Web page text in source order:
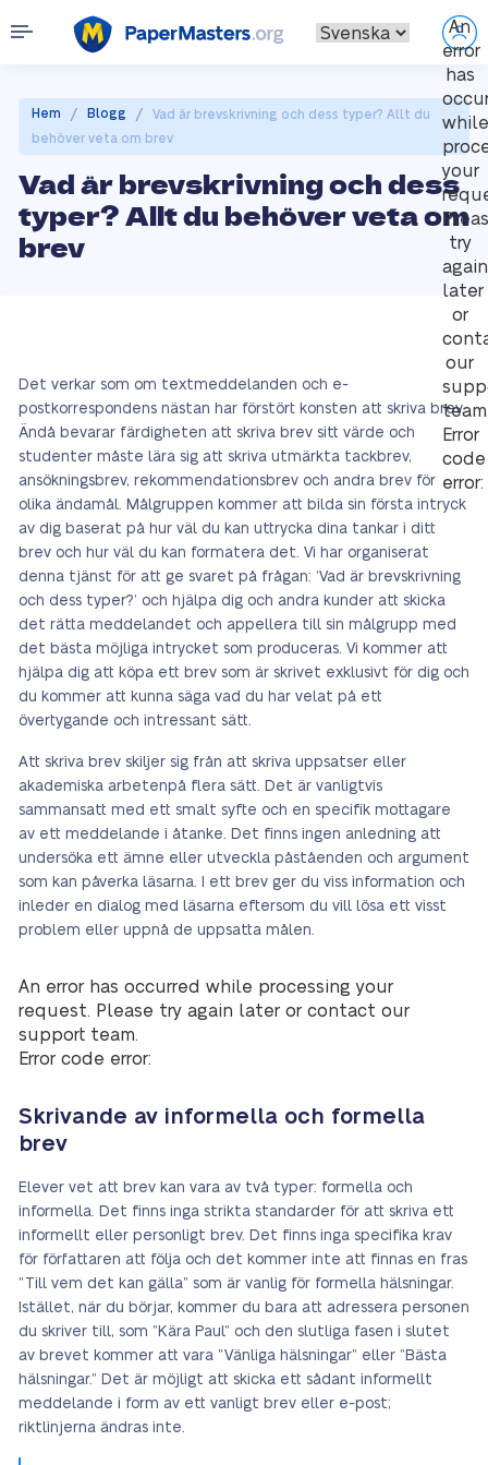
An
error
has
while
your
try
again
later
or
our
Error
code
error:
Hem / Blogg /
Vad är brevskrivning och dess typer? Allt du
behöver veta om brev
Vad är brevskrivning och dess
typer? Allt du behöver veta om
brev
Det verkar som om textmeddelanden och e-
postkorrespondens nästan har förstört konsten att skriva brev.
Ändå bevarar färdigheten att skriva brev sitt värde och
studenter måste lära sig att skriva utmärkta tackbrev,
ansökningsbrev, rekommendationsbrev och andra brev för
olika ändamål. Målgruppen kommer att bilda sin första intryck
av dig baserat på hur väl du kan uttrycka dina tankar i ditt
brev och hur väl du kan formatera det. Vi har organiserat
denna tjänst för att ge svaret på frågan: ‘Vad är brevskrivning
och dess typer?’ och hjälpa dig och andra kunder att skicka
det rätta meddelandet och appellera till sin målgrupp med
det bästa möjliga intrycket som produceras. Vi kommer att
hjälpa dig att köpa ett brev som är skrivet exklusivt för dig och
du kommer att kunna säga vad du har velat på ett
övertygande och intressant sätt.
Att skriva brev skiljer sig från att skriva uppsatser eller
akademiska arbetenpå flera sätt. Det är vanligtvis
sammansatt med ett smalt syfte och en specifik mottagare
av ett meddelande i åtanke. Det finns ingen anledning att
undersöka ett ämne eller utveckla påståenden och argument
som kan påverka läsarna. I ett brev ger du viss information och
inleder en dialog med läsarna eftersom du vill lösa ett visst
problem eller uppnå de uppsatta målen.
An error has occurred while processing your
request. Please try again later or contact our
support team.
Error code error:
Skrivande av informella och formella
brev
Elever vet att brev kan vara av två typer: formella och
informella. Det finns inga strikta standarder för att skriva ett
informellt eller personligt brev. Det finns inga specifika krav
för författaren att följa och det kommer inte att finnas en fras
”Till vem det kan gälla” som är vanlig för formella hälsningar.
Istället, när du börjar, kommer du bara att adressera personen
du skriver till, som ”Kära Paul” och den slutliga fasen i slutet
av brevet kommer att vara ”Vänliga hälsningar” eller ”Bästa
hälsningar.” Det är möjligt att skicka ett sådant informellt
meddelande i form av ett vanligt brev eller e-post;
riktlinjerna ändras inte.